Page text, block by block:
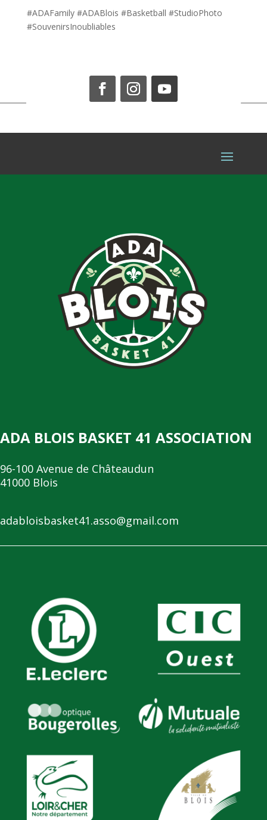
#ADAFamily #ADABlois #Basketball #StudioPhoto
#SouvenirsInoubliables
ADA BLOIS BASKET 41 ASSOCIATION
96-100 Avenue de Châteaudun
41000 Blois
adabloisbasket41.asso@gmail.com